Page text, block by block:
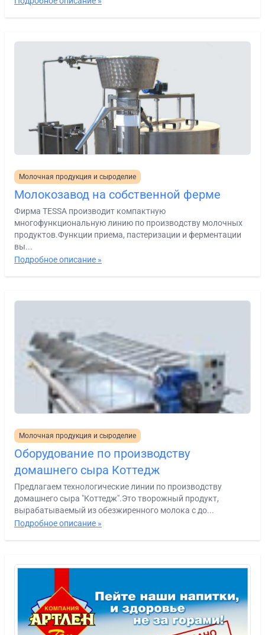
Молочная продукция и сыроделие
Молокозавод на собственной ферме
Фирма TESSA производит компактную
многофункциональную линию по производству молочных
продуктов.Функции приема, пастеризации и ферментации
вы...
Подробное описание »
Молочная продукция и сыроделие
Оборудование по производству
домашнего сыра Коттедж
Предлагаем технологические линии по производству
домашнего сыра "Коттедж".Это творожный продукт,
вырабатываемый из обезжиренного молока с до...
Подробное описание »